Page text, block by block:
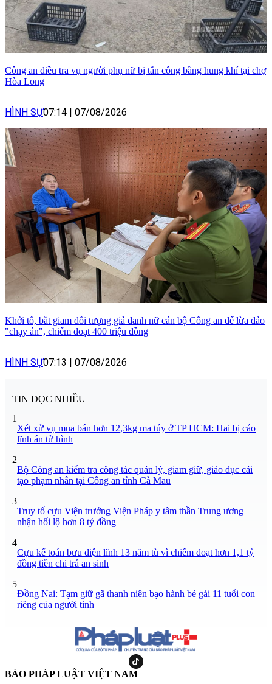
Công an điều tra vụ người phụ nữ bị tấn công bằng hung khí tại chợ
Hòa Long
HÌNH SỰ07:14 | 07/08/2026
Khởi tố, bắt giam đối tượng giả danh nữ cán bộ Công an để lừa đảo
"chạy án", chiếm đoạt 400 triệu đồng
HÌNH SỰ07:13 | 07/08/2026
TIN ĐỌC NHIỀU
1
Xét xử vụ mua bán hơn 12,3kg ma túy ở TP HCM: Hai bị cáo
lĩnh án tử hình
2
Bộ Công an kiểm tra công tác quản lý, giam giữ, giáo dục cải
tạo phạm nhân tại Công an tỉnh Cà Mau
3
Truy tố cựu Viện trưởng Viện Pháp y tâm thần Trung ương
nhận hối lộ hơn 8 tỷ đồng
4
Cựu kế toán bưu điện lĩnh 13 năm tù vì chiếm đoạt hơn 1,1 tỷ
đồng tiền chi trả an sinh
5
Đồng Nai: Tạm giữ gã thanh niên bạo hành bé gái 11 tuổi con
riêng của người tình
BÁO PHÁP LUẬT VIỆT NAM